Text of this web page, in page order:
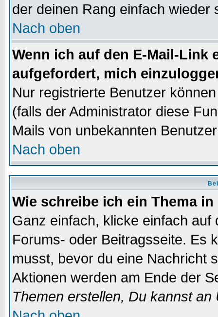
der deinen Rang einfach wieder
Nach oben
Wenn ich auf den E-Mail-Link
aufgefordert, mich
Nur registrierte Benutzer
(falls der Administrator diese
Mails von unbekannten
Nach oben
Wie schreibe ich ein Thema
Ganz einfach, klicke einfach
Forums- oder Beitragsseite. Es
musst, bevor du eine Nachricht
Aktionen werden am Ende der
Themen erstellen, Du kannst